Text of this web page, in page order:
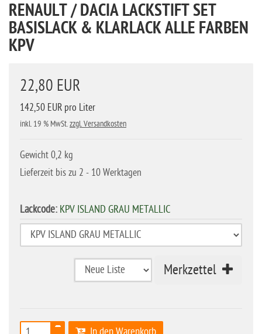
RENAULT / DACIA LACKSTIFT SET
BASISLACK & KLARLACK ALLE FARBEN
KPV
22,80 EUR
142,50 EUR pro Liter
inkl. 19 % MwSt.zzgl. Versandkosten
Gewicht 0,2 kg
Lieferzeit bis zu 2 - 10 Werktagen
Lackcode: KPV ISLAND GRAU METALLIC
Merkzettel